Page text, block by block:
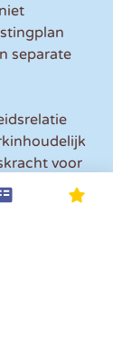
separate
voor
Leg je
bij